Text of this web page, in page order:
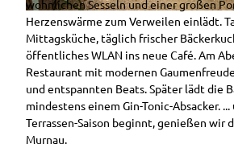
B
i
e
r
g
a
r
t
e
r
.
j
p
g
wohnlichen Sesseln und einer großen
Herzenswärme zum Verweilen einlädt.
Mittagsküche, täglich frischer
öffentliches WLAN ins neue Café. Am
Restaurant mit modernen
und entspannten Beats. Später lädt die
mindestens einem Gin-Tonic-Absacker.
Terrassen-Saison beginnt, genießen wir
Murnau.